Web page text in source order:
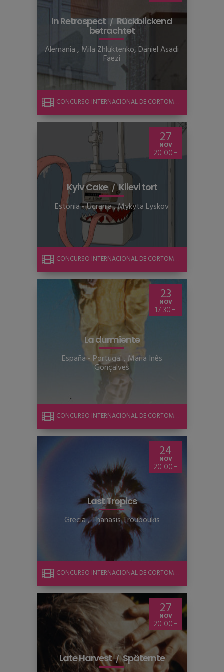
In Retrospect Rückblickend
betrachtet
Alemania, Mila Zhluktenko, Daniel Asadi
Faezi
CONCURSO INTERNACIONAL DE CORTOMETRAJE
27
NOV
20:00
Kyiv Cake Kiievi tort
Estonia - Ucrania,Mykyta Lyskov
CONCURSO INTERNACIONAL DE CORTOMETRAJE
23
NOV
17:30
La durmiente
España - Portugal,Maria Inês
Gonçalves
CONCURSO INTERNACIONAL DE CORTOMETRAJE
24
NOV
20:00
Last Tropics
Grecia,Thanasis Trouboukis
CONCURSO INTERNACIONAL DE CORTOMETRAJE
27
NOV
20:00
Late Harvest Späternte